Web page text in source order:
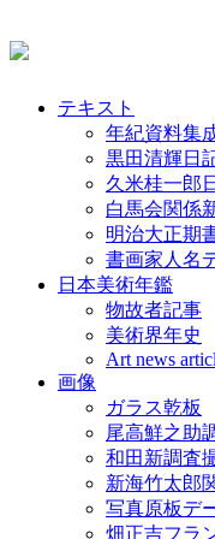
テキスト
年紀資料集
黒田清輝日
久米桂一郎
白馬会関係
明治大正期
書画家人名
日本美術年鑑
物故者記事
美術界年史
Art news
画像
ガラス乾板
尾高鮮之助
和田新調査
新海竹太郎
写真原板デ
畑正吉フラ